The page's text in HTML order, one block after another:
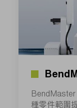
種零件範圍